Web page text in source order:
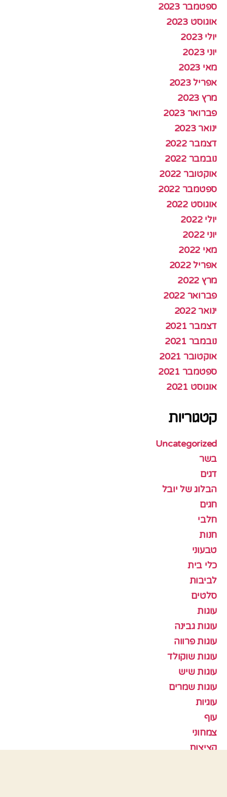
ספטמבר 2023
אוגוסט 2023
יולי 2023
יוני 2023
מאי 2023
אפריל 2023
מרץ 2023
פברואר 2023
ינואר 2023
דצמבר 2022
נובמבר 2022
אוקטובר 2022
ספטמבר 2022
אוגוסט 2022
יולי 2022
יוני 2022
מאי 2022
אפריל 2022
מרץ 2022
פברואר 2022
ינואר 2022
דצמבר 2021
נובמבר 2021
אוקטובר 2021
ספטמבר 2021
אוגוסט 2021
קטגוריות
Uncategorized
בשר
דגים
הבלוג של יובל
חגים
חלבי
חנות
טבעוני
כלי בית
לביבות
סלטים
עוגות
עוגות גבינה
עוגות פרווה
עוגות שוקולד
עוגות שיש
עוגות שמרים
עוגיות
עוף
צמחוני
קציצות